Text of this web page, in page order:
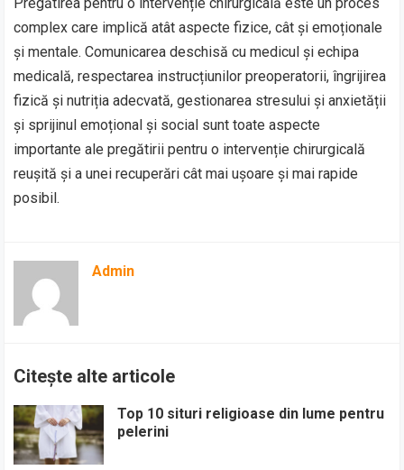
complex care implică atât aspecte fizice, cât și emoționale
și mentale. Comunicarea deschisă cu medicul și echipa
medicală, respectarea instrucțiunilor preoperatorii, îngrijirea
fizică și nutriția adecvată, gestionarea stresului și anxietății
și sprijinul emoțional și social sunt toate aspecte
importante ale pregătirii pentru o intervenție chirurgicală
reușită și a unei recuperări cât mai ușoare și mai rapide
posibil.
Admin
Citește alte articole
Top 10 situri religioase din lume pentru
pelerini